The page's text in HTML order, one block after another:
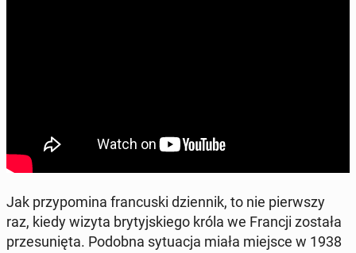
Jak przy­po­mi­na fran­cu­ski dzien­nik, to nie pierw­szy
raz, kiedy wizyta bry­tyj­skie­go króla we Francji została
prze­su­nię­ta. Podobna sy­tu­acja miała miejsce w 1938